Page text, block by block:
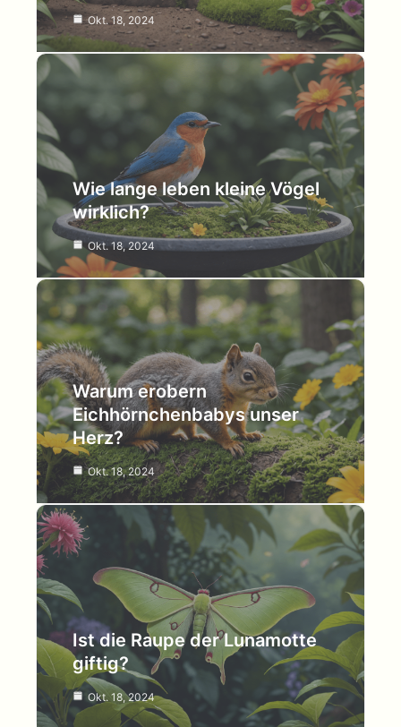
Okt. 18, 2024
Wie lange leben kleine Vögel
wirklich?
Okt. 18, 2024
Warum erobern
Eichhörnchenbabys unser
Herz?
Okt. 18, 2024
Ist die Raupe der Lunamotte
giftig?
Okt. 18, 2024